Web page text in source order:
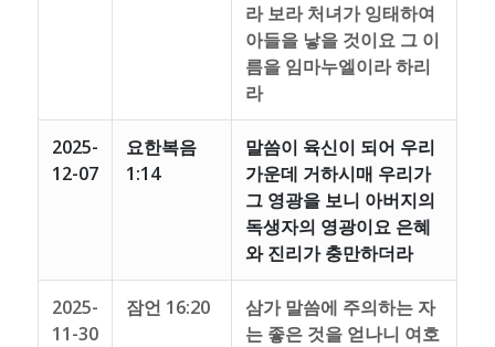
라 보라 처녀가 잉태하여
아들을 낳을 것이요 그 이
름을 임마누엘이라 하리
라
2025-
12-07
요한복음
1:14
말씀이 육신이 되어 우리
가운데 거하시매 우리가
그 영광을 보니 아버지의
독생자의 영광이요 은혜
와 진리가 충만하더라
2025-
11-30
잠언 16:20
삼가 말씀에 주의하는 자
는 좋은 것을 얻나니 여호